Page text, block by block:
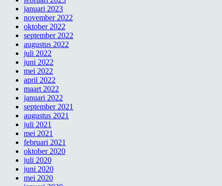
januari 2023
november 2022
oktober 2022
september 2022
augustus 2022
juli 2022
juni 2022
mei 2022
april 2022
maart 2022
januari 2022
september 2021
augustus 2021
juli 2021
mei 2021
februari 2021
oktober 2020
juli 2020
juni 2020
mei 2020